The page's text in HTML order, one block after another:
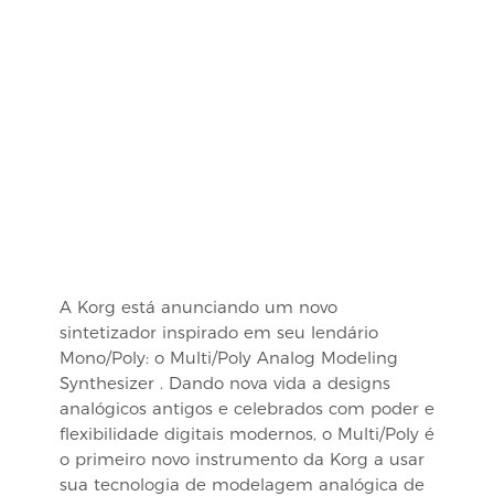
A Korg está anunciando um novo
sintetizador inspirado em seu lendário
Mono/Poly: o Multi/Poly Analog Modeling
Synthesizer . Dando nova vida a designs
analógicos antigos e celebrados com poder e
flexibilidade digitais modernos, o Multi/Poly é
o primeiro novo instrumento da Korg a usar
sua tecnologia de modelagem analógica de